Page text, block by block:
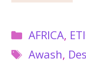
Categorías
AFRICA,
Etiquetas
Awash,